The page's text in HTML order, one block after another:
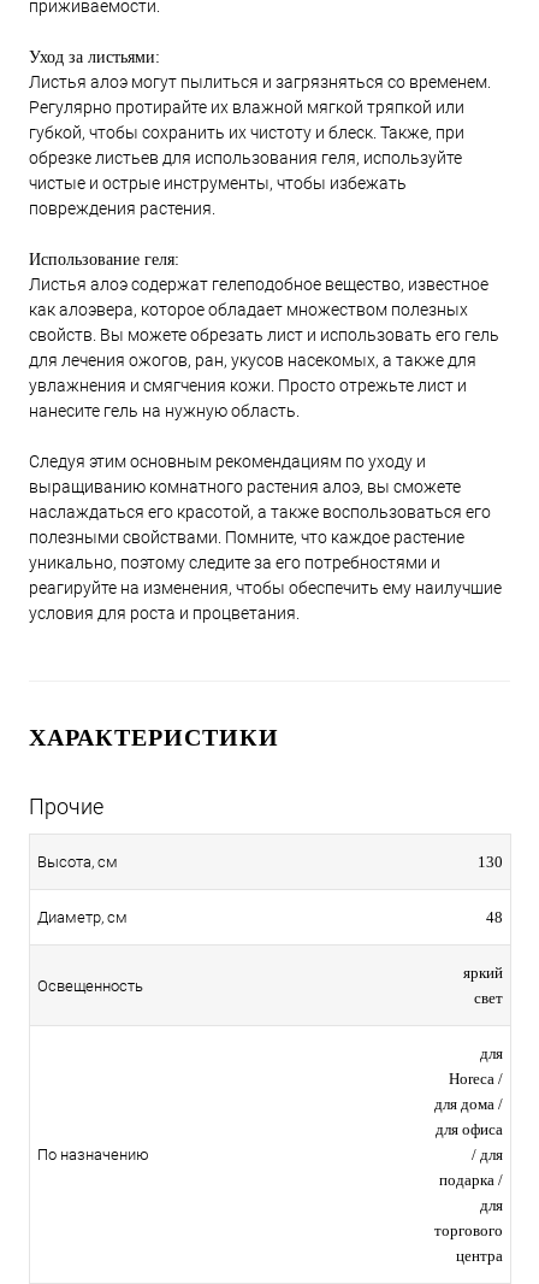
приживаемости.
Уход за листьями:
Листья алоэ могут пылиться и загрязняться со временем.
Регулярно протирайте их влажной мягкой тряпкой или
губкой, чтобы сохранить их чистоту и блеск. Также, при
обрезке листьев для использования геля, используйте
чистые и острые инструменты, чтобы избежать
повреждения растения.
Использование геля:
Листья алоэ содержат гелеподобное вещество, известное
как алоэвера, которое обладает множеством полезных
свойств. Вы можете обрезать лист и использовать его гель
для лечения ожогов, ран, укусов насекомых, а также для
увлажнения и смягчения кожи. Просто отрежьте лист и
нанесите гель на нужную область.
Следуя этим основным рекомендациям по уходу и
выращиванию комнатного растения алоэ, вы сможете
наслаждаться его красотой, а также воспользоваться его
полезными свойствами. Помните, что каждое растение
уникально, поэтому следите за его потребностями и
реагируйте на изменения, чтобы обеспечить ему наилучшие
условия для роста и процветания.
ХАРАКТЕРИСТИКИ
Прочие
Высота, см 130
Диаметр, см 48
Освещенность
яркий
свет
По назначению
для
Horeca /
для дома /
для офиса
/ для
подарка /
для
торгового
центра